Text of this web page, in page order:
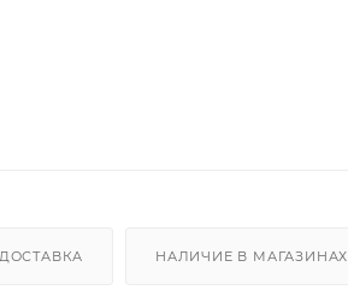
ДОСТАВКА НАЛИЧИЕ В МАГАЗИНАХ